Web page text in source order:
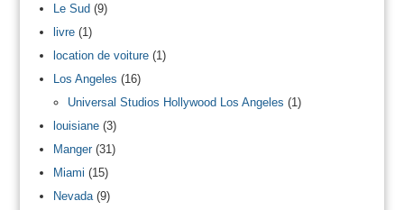
Le Sud(9)
livre(1)
location de voiture(1)
Los Angeles (16)
Universal Studios Hollywood Los Angeles (1)
louisiane(3)
Manger(31)
Miami (15)
Nevada(9)